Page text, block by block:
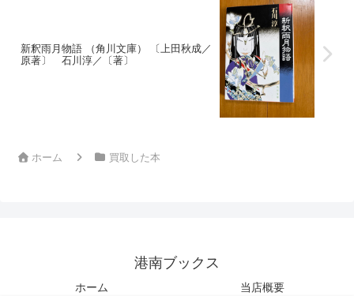
新釈雨月物語 （角川文庫） 〔上田秋成／
原著〕 石川淳／〔著〕
ホーム 買取した本
港南ブックス
ホーム 当店概要